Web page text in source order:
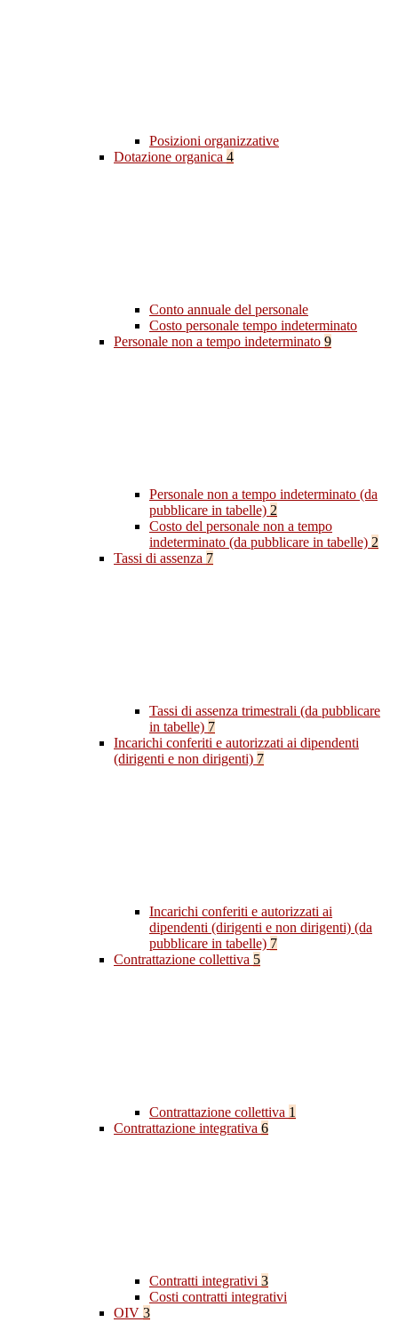
Posizioni organizzative
Dotazione organica 4
Conto annuale del personale
Costo personale tempo indeterminato
Personale non a tempo indeterminato 9
Personale non a tempo indeterminato (da
pubblicare in tabelle) 2
Costo del personale non a tempo
indeterminato (da pubblicare in tabelle) 2
Tassi di assenza 7
Tassi di assenza trimestrali (da pubblicare
in tabelle) 7
Incarichi conferiti e autorizzati ai dipendenti
(dirigenti e non dirigenti) 7
Incarichi conferiti e autorizzati ai
dipendenti (dirigenti e non dirigenti) (da
pubblicare in tabelle) 7
Contrattazione collettiva 5
Contrattazione collettiva 1
Contrattazione integrativa 6
Contratti integrativi 3
Costi contratti integrativi
OIV 3